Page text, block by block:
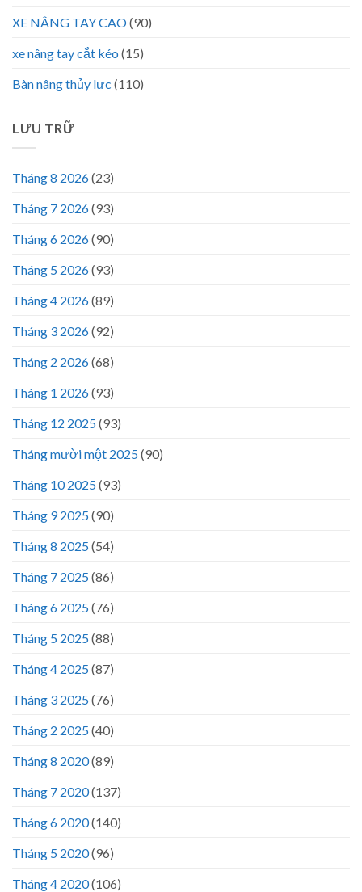
XE NÂNG TAY CAO(90)
xe nâng tay cắt kéo (15)
Bàn nâng thủy lực (110)
LƯU TRỮ
Tháng 8 2026(23)
Tháng 7 2026(93)
Tháng 6 2026(90)
Tháng 5 2026(93)
Tháng 4 2026(89)
Tháng 3 2026(92)
Tháng 2 2026(68)
Tháng 1 2026(93)
Tháng 12 2025(93)
Tháng mười một 2025(90)
Tháng 10 2025(93)
Tháng 9 2025(90)
Tháng 8 2025(54)
Tháng 7 2025(86)
Tháng 6 2025(76)
Tháng 5 2025(88)
Tháng 4 2025(87)
Tháng 3 2025(76)
Tháng 2 2025(40)
Tháng 8 2020(89)
Tháng 7 2020(137)
Tháng 6 2020(140)
Tháng 5 2020(96)
Tháng 4 2020(106)